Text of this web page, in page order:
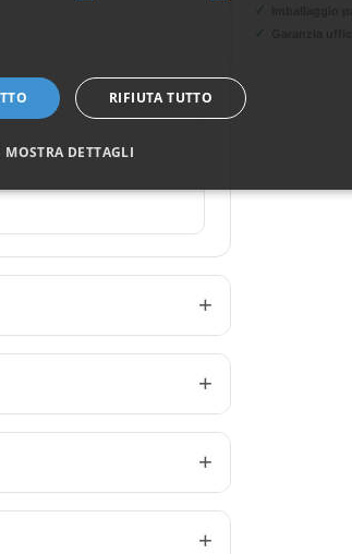
✓
✓
RIFIUTA TUTTO
MOSTRA DETTAGLI